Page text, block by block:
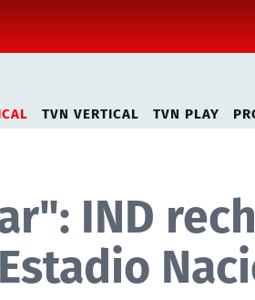
TVN VERTICAL TVN PLAY
IND